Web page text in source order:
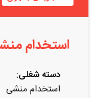
استخدام
دسته شغلی:
استخدام منشی